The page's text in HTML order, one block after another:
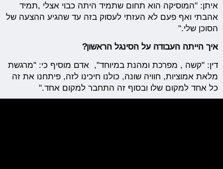
איתן:"המוסיקה הוא תחום שתמיד היתה כבוי אצלי ,תמיד
אהבתי ואף פעם לא העזתי לעסוק בזה עד שהגיע ההצעה של
הסוכן שלי."
איך הייתה העבודה על הסינגל הראשון?
דין: "קשה , מפרכת ומהנת במיוחד", אדם מוסיף כי: "מרגשת
מלאת אמוציות, חוויה שונה, כולנו חיכינו לזה, פיתחנו את זה
כל אחד למקום שלו ובסוף זה התחבר למקום אחד."